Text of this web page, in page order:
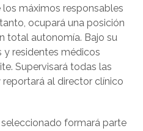
máximos responsables
ocupará una posición
total autonomía. Bajo su
y residentes médicos
Supervisará todas las
al director clínico
formará parte